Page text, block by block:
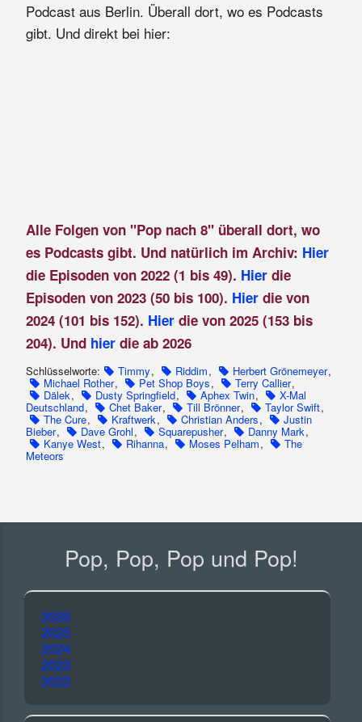
Podcast aus Berlin. Überall dort, wo es Podcasts
gibt. Und direkt bei hier:
Alle Folgen von "Pop nach 8" überall dort, wo
es Podcasts gibt. Und natürlich im Archiv: Hier
die Episoden von 2022 (1 bis 49). Hierdie
Episoden von 2023 (50 bis 100). Hier die von
2024 (101 bis 152). Hier die von 2025 (153 bis
204). Und hier die ab 2026
Schlüsselworte: Timmy, Riddim, Herbert Grönemeyer,
Michael Rother, Pet Shop Boys, Terry Callier,
Dälek, Dusty Springfield, Aphex Twin, X-Mal
Deutschland, Chet Baker, Till Brönner, Taylor Swift,
The Cure, Kraftwerk, Christian Anders, Justin
Bieber, Dave Grohl, Squarepusher, Danny Mark,
Kanye West, Rihanna, Moses Pelham, The
Meteors
Pop, Pop, Pop und Pop!
2026
2025
2024
2023
2022